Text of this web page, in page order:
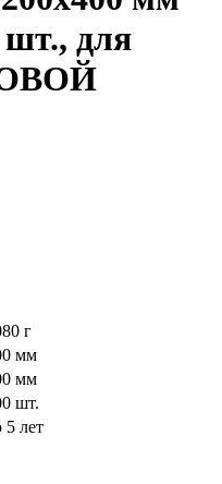
для
г
мм
мм
шт.
5 лет